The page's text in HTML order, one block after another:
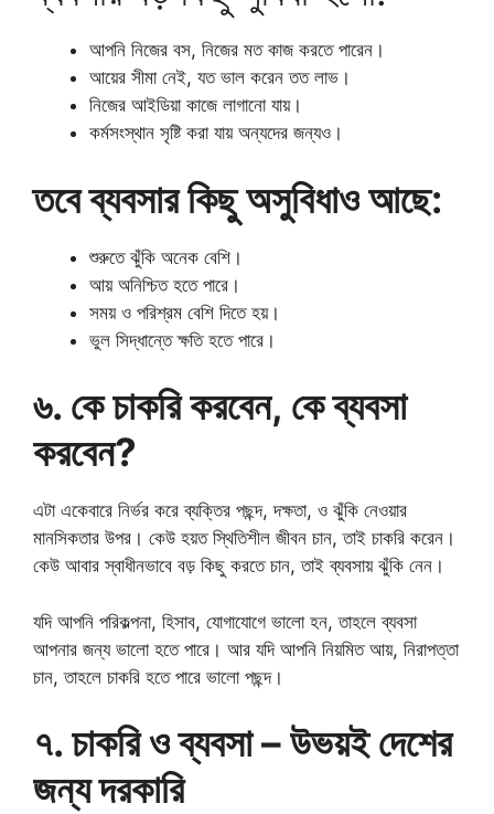
আপনি নিজের বস, নিজের মত কাজ করতে পারেন।
আয়ের সীমা নেই, যত ভাল করেন তত লাভ।
নিজের আইডিয়া কাজে লাগানো যায়।
কর্মসংস্থান সৃষ্টি করা যায় অন্যদের জন্যও।
তবে ব্যবসার কিছু অসুবিধাও আছে:
শুরুতে ঝুঁকি অনেক বেশি।
আয় অনিশ্চিত হতে পারে।
সময় ও পরিশ্রম বেশি দিতে হয়।
ভুল সিদ্ধান্তে ক্ষতি হতে পারে।
৬. কে চাকরি করবেন, কে ব্যবসা
করবেন?
এটা একেবারে নির্ভর করে ব্যক্তির পছন্দ, দক্ষতা, ও ঝুঁকি নেওয়ার
মানসিকতার উপর। কেউ হয়ত স্থিতিশীল জীবন চান, তাই চাকরি করেন।
কেউ আবার স্বাধীনভাবে বড় কিছু করতে চান, তাই ব্যবসায় ঝুঁকি নেন।
যদি আপনি পরিকল্পনা, হিসাব, যোগাযোগে ভালো হন, তাহলে ব্যবসা
আপনার জন্য ভালো হতে পারে। আর যদি আপনি নিয়মিত আয়, নিরাপত্তা
চান, তাহলে চাকরি হতে পারে ভালো পছন্দ।
৭. চাকরি ও ব্যবসা – উভয়ই দেশের
জন্য দরকারি